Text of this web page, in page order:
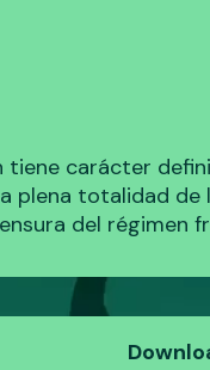
tiene carácter
plena totalidad de
del régimen